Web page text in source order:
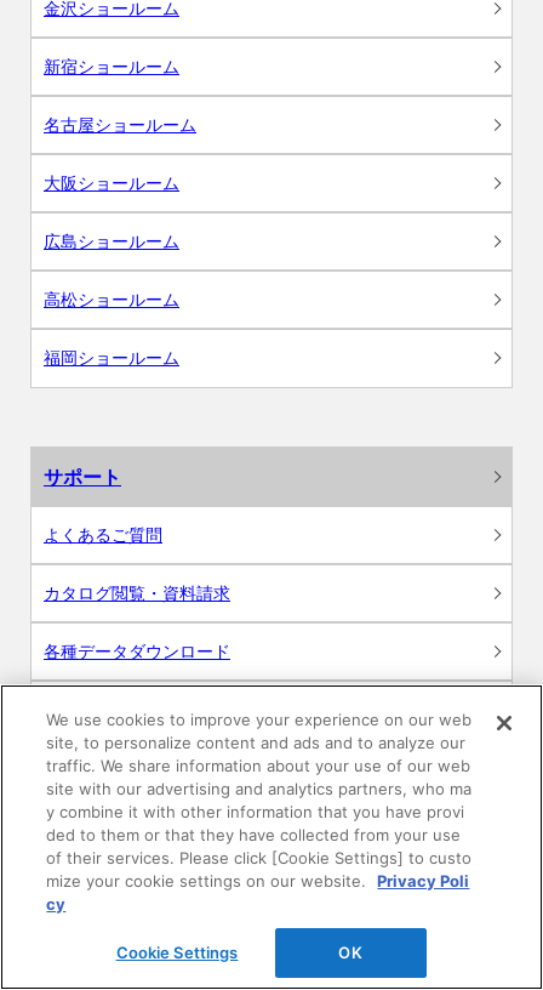
金沢ショールーム
新宿ショールーム
名古屋ショールーム
大阪ショールーム
広島ショールーム
高松ショールーム
福岡ショールーム
サポート
よくあるご質問
カタログ閲覧・資料請求
各種データダウンロード
WEB見積・各種シミュレーション
交換用部品の購入
修理・点検
お問い合わせ
We use cookies to improve your experience on our web
site, to personalize content and ads and to analyze our
traffic. We share information about your use of our web
site with our advertising and analytics partners, who ma
y combine it with other information that you have provi
ded to them or that they have collected from your use
of their services. Please click [Cookie Settings] to custo
mize your cookie settings on our website.
Privacy Poli
cy
Cookie Settings OK